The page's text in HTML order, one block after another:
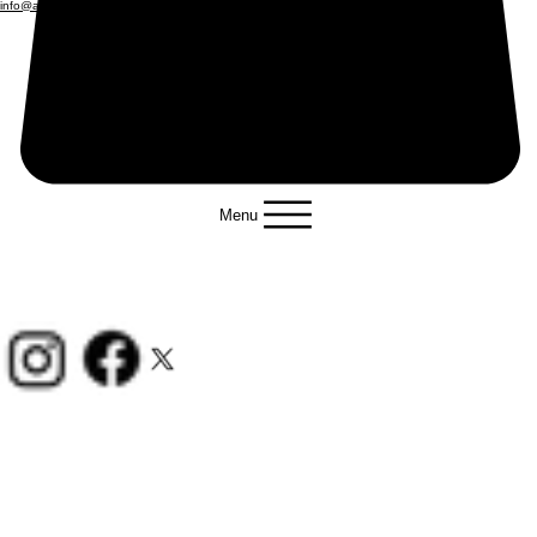
Menu
info@alfonce-production.com